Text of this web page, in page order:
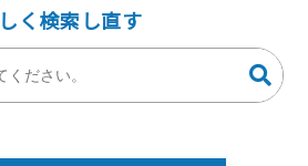
く検索し直す